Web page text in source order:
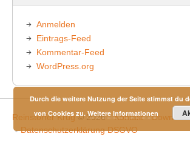
Anmelden
Eintrags-Feed
Kommentar-Feed
WordPress.org
Reinstorfer Krug© 2026 Kontakt
Datenschutzerklärung DSGVO
Durch die weitere Nutzung der Seite stimmst du
von Cookies zu.Weitere Informationen